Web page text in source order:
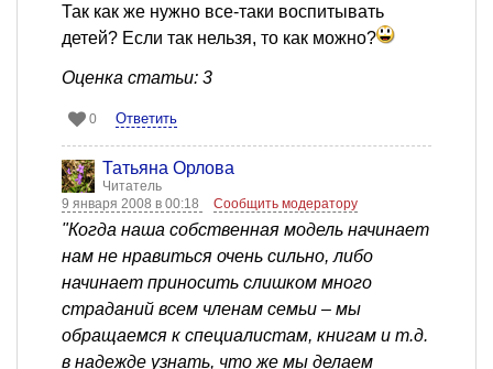
Так как же нужно все-таки воспитывать
детей? Если так нельзя, то как можно?
Оценка статьи: 3
0 Ответить
Татьяна Орлова
Читатель
9 января 2008 в 00:18
Сообщить модератору
"Когда наша собственная модель начинает
нам не нравиться очень сильно, либо
начинает приносить слишком много
страданий всем членам семьи – мы
обращаемся к специалистам, книгам и т.д.
в надежде узнать, что же мы делаем